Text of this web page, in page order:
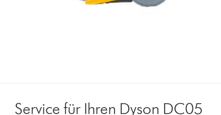
Service für Ihren Dyson DC05